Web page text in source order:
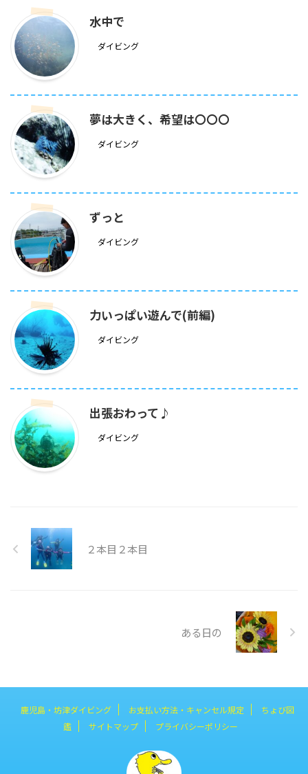
水中で
ダイビング
夢は大きく、希望は〇〇〇
ダイビング
ずっと
ダイビング
力いっぱい遊んで(前編)
ダイビング
出張おわって♪
ダイビング
２本目２本目
ある日の
鹿児島・坊津ダイビング お支払い方法・キャンセル規定
ちょび図
鑑
サイトマップ プライバシーポリシー